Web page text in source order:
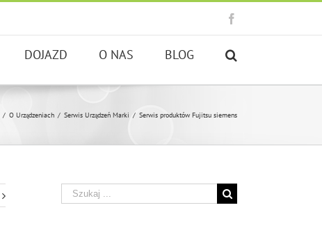
DOJAZD O NAS BLOG
/ O Urządzeniach / Serwis Urządzeń Marki / Serwis produktów Fujitsu siemens
Szukaj